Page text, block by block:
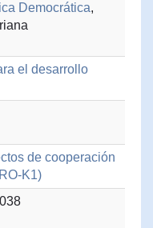
Democrática,
el desarrollo
de cooperación
K1)